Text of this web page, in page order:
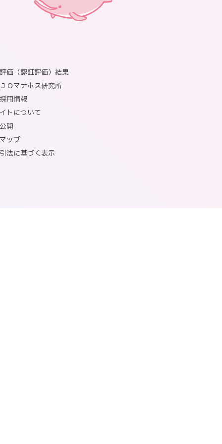
価（認証評価）結果
Ｏマナホス研究所
用情報
トについて
開
ップ
法に基づく表示